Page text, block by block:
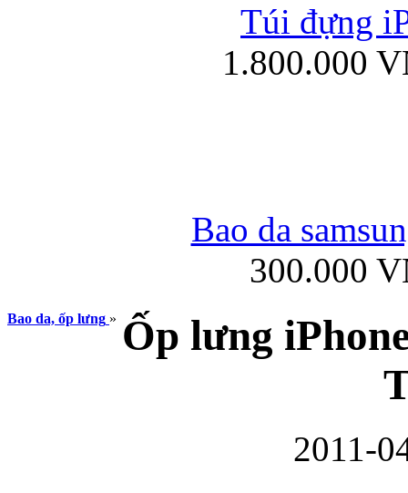
Túi xách da
Bao da Samsung
Túi đựng
1.800.000
Bao da
300.000
Bao da, ốp lưng » Ốp lưng
2011-